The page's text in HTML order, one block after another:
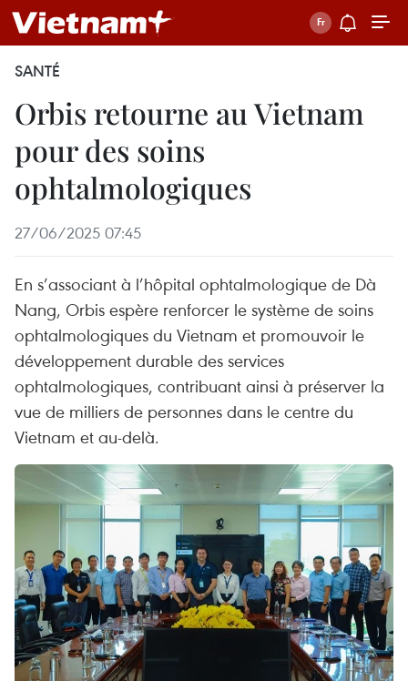
SANTÉ
Orbis retourne au Vietnam
pour des soins
ophtalmologiques
27/06/2025 07:45
En s’associant à l’hôpital ophtalmologique de Dà
Nang, Orbis espère renforcer le système de soins
ophtalmologiques du Vietnam et promouvoir le
développement durable des services
ophtalmologiques, contribuant ainsi à préserver la
vue de milliers de personnes dans le centre du
Vietnam et au-delà.